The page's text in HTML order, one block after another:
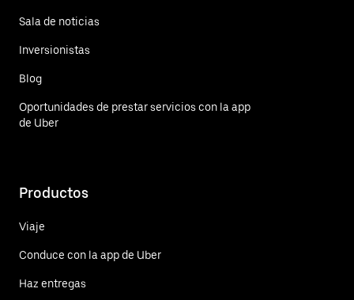
Sala de noticias
Inversionistas
Blog
Oportunidades de prestar servicios con la app
de Uber
Productos
Viaje
Conduce con la app de Uber
Haz entregas